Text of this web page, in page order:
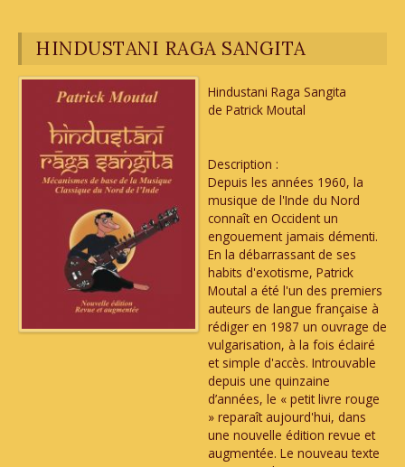
HINDUSTANI RAGA SANGITA
Hindustani Raga Sangita
de Patrick Moutal
Description :
Depuis les années 1960, la
musique de l'Inde du Nord
connaît en Occident un
engouement jamais démenti.
En la débarrassant de ses
habits d'exotisme, Patrick
Moutal a été l'un des premiers
auteurs de langue française à
rédiger en 1987 un ouvrage de
vulgarisation, à la fois éclairé
et simple d'accès. Introuvable
depuis une quinzaine
d’années, le « petit livre rouge
» reparaît aujourd'hui, dans
une nouvelle édition revue et
augmentée. Le nouveau texte